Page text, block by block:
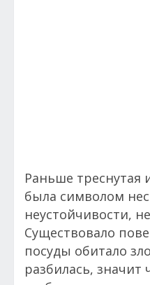
Раньше треснутая
была символом
неустойчивости,
Существовало
посуды обитало
разбилась, значит